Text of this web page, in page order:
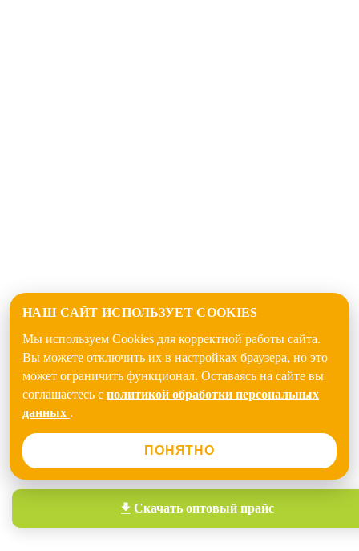
НАШ САЙТ ИСПОЛЬЗУЕТ COOKIES
Мы используем Cookies для корректной работы сайта.
Вы можете отключить их в настройках браузера, но это
может ограничить функционал. Оставаясь на сайте вы
соглашаетесь с политикой обработки персональных
данных .
ПОНЯТНО
Скачать оптовый прайс